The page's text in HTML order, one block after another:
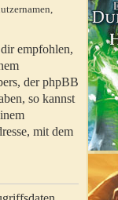
empfohlen,
der phpBB
so kannst
mit dem